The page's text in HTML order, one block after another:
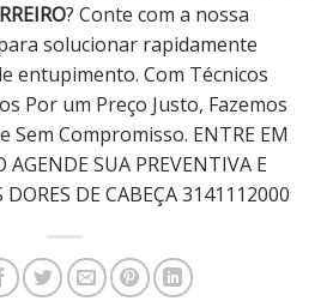
? Conte com a nossa
solucionar rapidamente
entupimento. Com Técnicos
Por um Preço Justo, Fazemos
Compromisso. ENTRE EM
SUA PREVENTIVA E
DORES DE CABEÇA 3141112000